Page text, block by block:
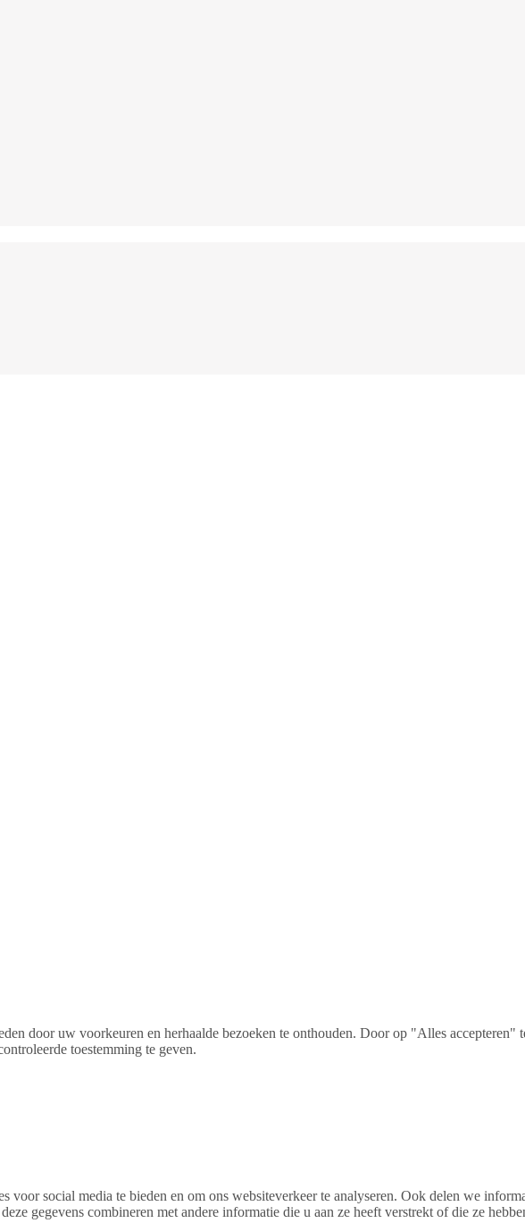
door uw voorkeuren en herhaalde bezoeken te onthouden. Door op "Alles
toestemming te geven.
voor social media te bieden en om ons websiteverkeer te analyseren. Ook delen we
gegevens combineren met andere informatie die u aan ze heeft verstrekt of die ze